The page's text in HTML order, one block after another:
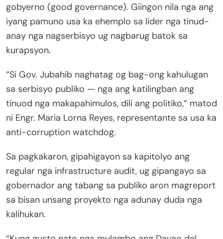
gobyerno (good governance). Giingon nila nga ang
iyang pamuno usa ka ehemplo sa lider nga tinud-
anay nga nagserbisyo ug nagbarug batok sa
kurapsyon.
“Si Gov. Jubahib naghatag og bag-ong kahulugan
sa serbisyo publiko — nga ang katilingban ang
tinuod nga makapahimulos, dili ang politiko,” matod
ni Engr. Maria Lorna Reyes, representante sa usa ka
anti-corruption watchdog.
Sa pagkakaron, gipahigayon sa kapitolyo ang
regular nga infrastructure audit, ug gipangayo sa
gobernador ang tabang sa publiko aron magreport
sa bisan unsang proyekto nga adunay duda nga
kalihukan.